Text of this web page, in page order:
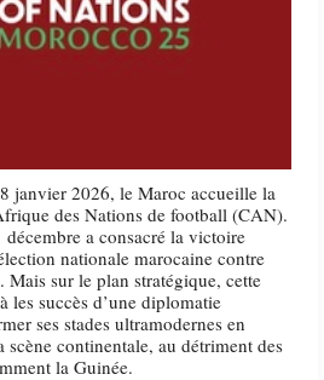
janvier 2026, le Maroc accueille la
des Nations de football (CAN).
a consacré la victoire
nationale marocaine contre
Mais sur le plan stratégique, cette
les succès d’une diplomatie
ses stades ultramodernes en
continentale, au détriment des
la Guinée.